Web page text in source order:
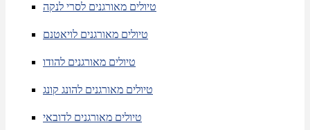
טיולים מאורגנים לסרי לנקה
טיולים מאורגנים לויאטנם
טיולים מאורגנים להודו
טיולים מאורגנים להונג קונג
טיולים מאורגנים לדובאי